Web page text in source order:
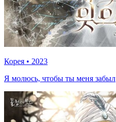
Корея • 2023
Я молюсь, чтобы ты меня забыл